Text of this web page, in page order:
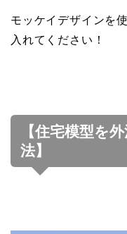
モッケイデザインを
入れてください！
【住宅模型を
法】